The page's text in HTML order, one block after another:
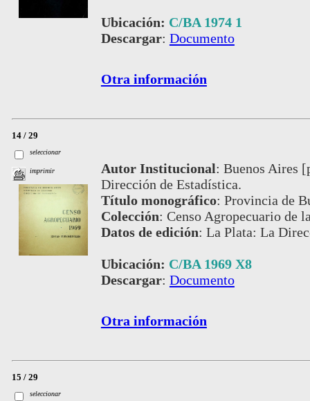
Ubicación: C/BA 1974 1
Descargar: Documento
Otra información
14 / 29
seleccionar
imprimir Autor Institucional: Buenos Aires
Dirección de Estadística.
Título monográfico: Provincia de
Colección: Censo Agropecuario de
Datos de edición: La Plata: La
Ubicación: C/BA 1969 X8
Descargar: Documento
Otra información
15 / 29
seleccionar